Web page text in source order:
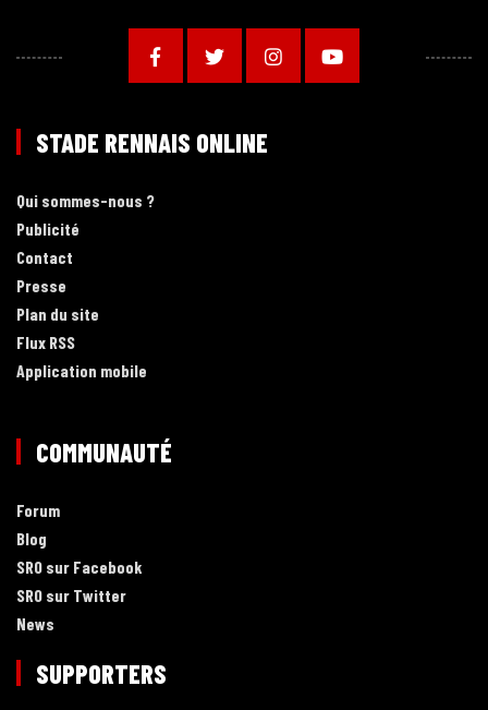
STADE RENNAIS ONLINE
Qui sommes-nous ?
Publicité
Contact
Presse
Plan du site
Flux RSS
Application mobile
COMMUNAUTÉ
Forum
Blog
SRO sur Facebook
SRO sur Twitter
News
SUPPORTERS